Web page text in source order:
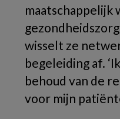
maatschappelijk
wisselt ze
begeleiding af.
behoud van de
voor mijn